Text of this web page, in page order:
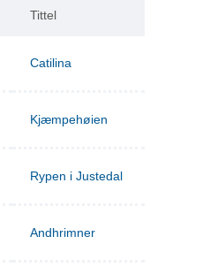
Tittel
Catilina
Kjæmpehøien
Rypen i Justedal
Andhrimner